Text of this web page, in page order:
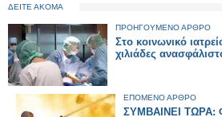
ΔΕΙΤΕ ΑΚΟΜΑ
ΠΡΟΗΓΟΥΜΕΝΟ ΑΡΘΡΟ
Στο κοινωνικό
χιλιάδες
ΕΠΟΜΕΝΟ ΑΡΘΡΟ
ΣΥΜΒΑΙΝΕΙ ΤΩΡΑ: